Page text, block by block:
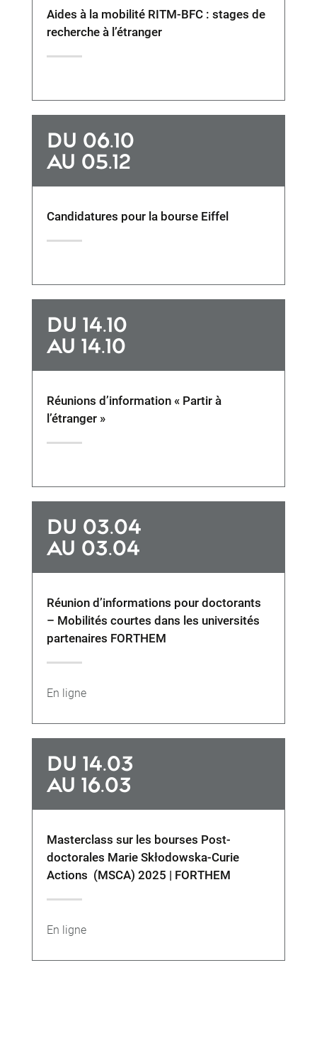
Aides à la mobilité RITM-BFC : stages de
recherche à l’étranger
DU 06.10
AU 05.12
Candidatures pour la bourse Eiffel
DU 14.10
AU 14.10
Réunions d’information « Partir à
l’étranger »
DU 03.04
AU 03.04
Réunion d’informations pour doctorants
– Mobilités courtes dans les universités
partenaires FORTHEM
En ligne
DU 14.03
AU 16.03
Masterclass sur les bourses Post-
doctorales Marie Skłodowska-Curie
Actions (MSCA) 2025 | FORTHEM
En ligne